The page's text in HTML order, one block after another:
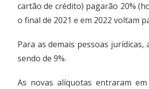
cartão de crédito) pagarão 20%
o final de 2021 e em 2022 voltam
Para as demais pessoas jurídicas,
sendo de 9%.
As novas alíquotas entraram